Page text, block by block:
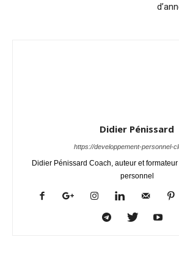
Didier Pénissard
https://developpement-personnel-
Didier Pénissard Coach, auteur et
personnel